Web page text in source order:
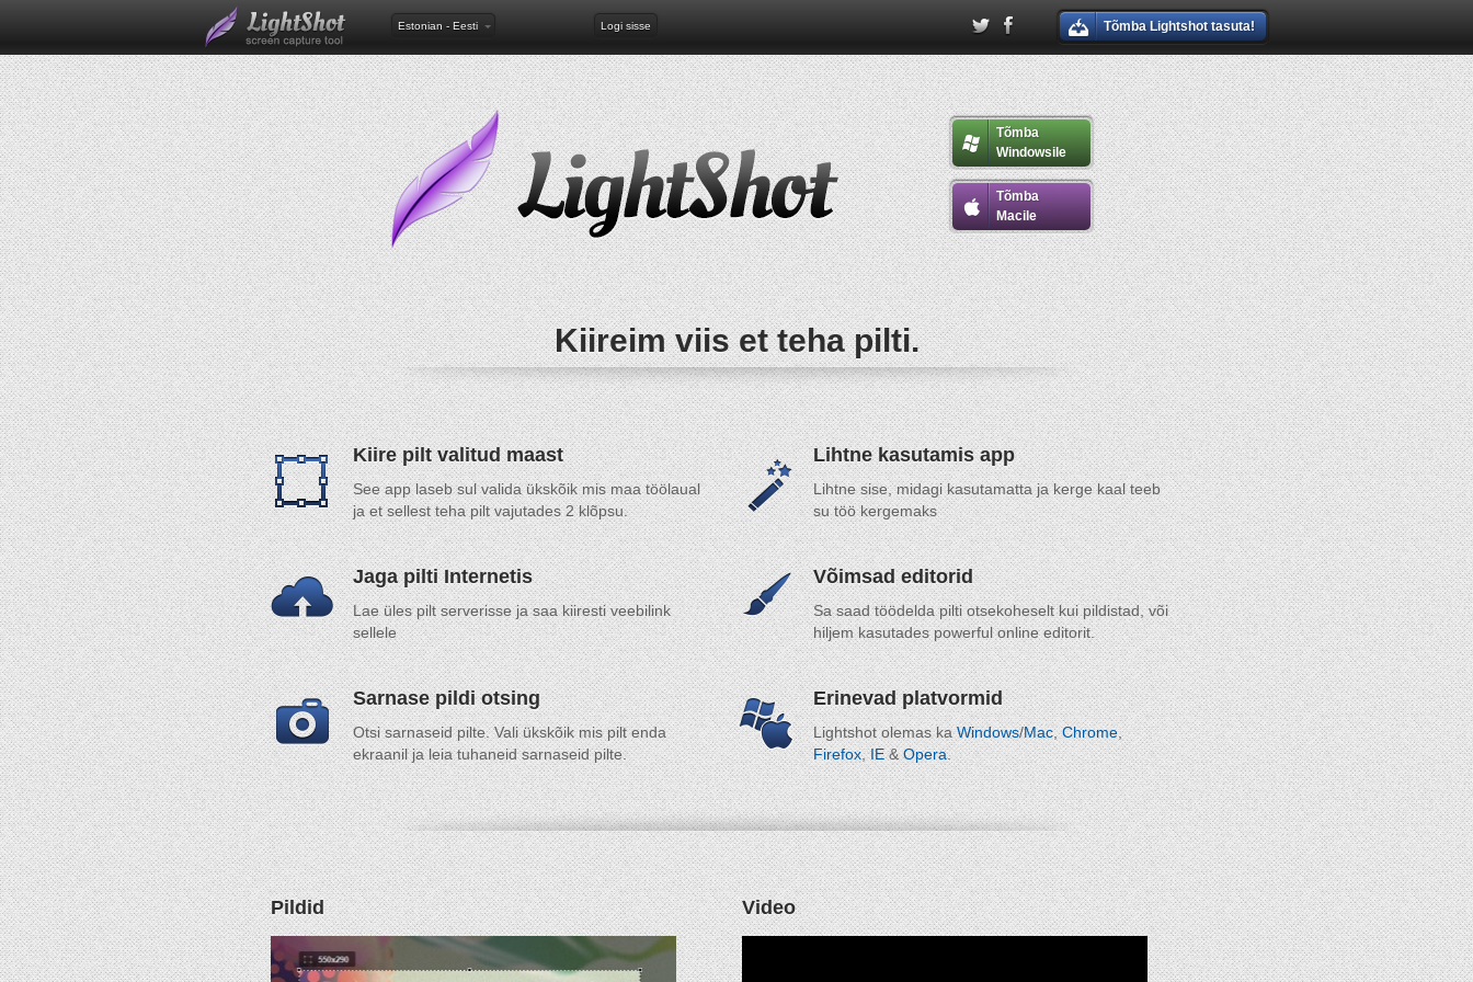
Estonian - Eesti Logi sisse Tõmba Lightshot tasuta!
Tõmba
Windowsile
Tõmba
Macile
Kiireim viis et teha pilti.
Kiire pilt valitud maast
See app laseb sul valida ükskõik mis maa töölaual
ja et sellest teha pilt vajutades 2 klõpsu.
Lihtne kasutamis app
Lihtne sise, midagi kasutamatta ja kerge kaal teeb
su töö kergemaks
Jaga pilti Internetis
Lae üles pilt serverisse ja saa kiiresti veebilink
sellele
Võimsad editorid
Sa saad töödelda pilti otsekoheselt kui pildistad, või
hiljem kasutades powerful online editorit.
Sarnase pildi otsing
Otsi sarnaseid pilte. Vali ükskõik mis pilt enda
ekraanil ja leia tuhaneid sarnaseid pilte.
Erinevad platvormid
Lightshot olemas kaWindows/Mac,Chrome,
Firefox,IE&Opera.
Pildid Video